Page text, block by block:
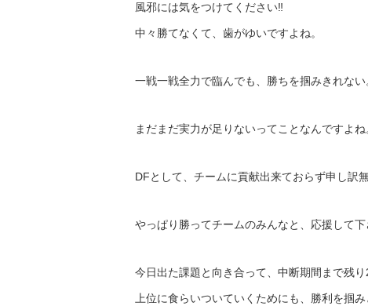
風邪には気をつけてください‼︎
中々勝てなくて、歯がゆいですよね。
一戦一戦全力で臨んでも、勝ちを掴みきれない
まだまだ実力が足りないってことなんですよね
DFとして、チームに貢献出来ておらず申し訳
やっぱり勝ってチームのみんなと、応援して
今日出た課題と向き合って、中断期間まで残り
上位に食らいついていくためにも、勝利を掴